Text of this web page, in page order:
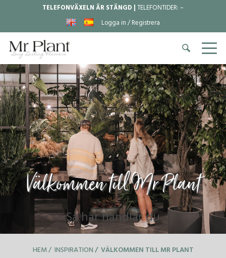
TELEFONVÄXELN ÄR STÄNGD |TELEFONTIDER:–
Logga in / Registrera
Välkommen till Mr Plant
Så här handlar du
HEM INSPIRATION VÄLKOMMEN TILL MR PLANT